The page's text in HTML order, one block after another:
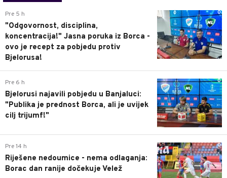
0
Pre 5 h
"Odgovornost, disciplina,
koncentracija!" Jasna poruka iz Borca -
ovo je recept za pobjedu protiv
Bjelorusa!
0
Pre 6 h
Bjelorusi najavili pobjedu u Banjaluci:
"Publika je prednost Borca, ali je uvijek
cilj trijumf!"
0
Pre 14 h
Riješene nedoumice - nema odlaganja:
Borac dan ranije dočekuje Velež